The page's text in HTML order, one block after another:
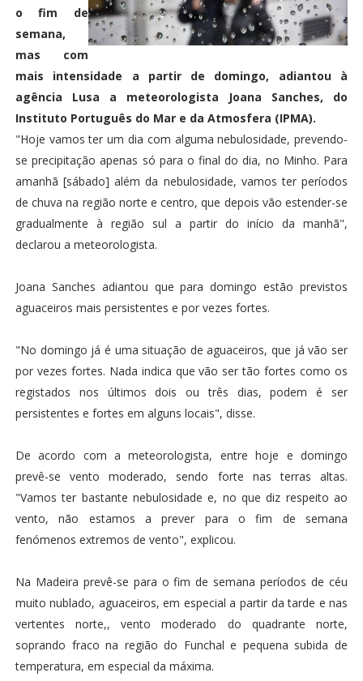
o fim de
semana,
mas com
mais intensidade a partir de domingo, adiantou à
agência Lusa a meteorologista Joana Sanches, do
Instituto Português do Mar e da Atmosfera (IPMA).
"Hoje vamos ter um dia com alguma nebulosidade, prevendo-
se precipitação apenas só para o final do dia, no Minho. Para
amanhã [sábado] além da nebulosidade, vamos ter períodos
de chuva na região norte e centro, que depois vão estender-se
gradualmente à região sul a partir do início da manhã",
declarou a meteorologista.
Joana Sanches adiantou que para domingo estão previstos
aguaceiros mais persistentes e por vezes fortes.
"No domingo já é uma situação de aguaceiros, que já vão ser
por vezes fortes. Nada indica que vão ser tão fortes como os
registados nos últimos dois ou três dias, podem é ser
persistentes e fortes em alguns locais", disse.
De acordo com a meteorologista, entre hoje e domingo
prevê-se vento moderado, sendo forte nas terras altas.
"Vamos ter bastante nebulosidade e, no que diz respeito ao
vento, não estamos a prever para o fim de semana
fenómenos extremos de vento", explicou.
Na Madeira prevê-se para o fim de semana períodos de céu
muito nublado, aguaceiros, em especial a partir da tarde e nas
vertentes norte,, vento moderado do quadrante norte,
soprando fraco na região do Funchal e pequena subida de
temperatura, em especial da máxima.